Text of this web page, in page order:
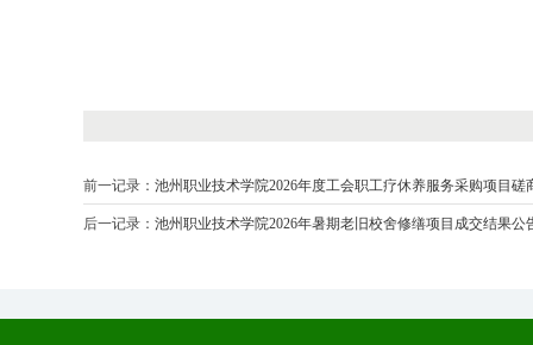
前一记录： 池州职业技术学院2026年度工会职工疗休养服务采购项目磋
后一记录： 池州职业技术学院2026年暑期老旧校舍修缮项目成交结果公